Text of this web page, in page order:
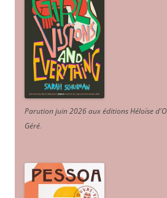
Parution juin 2026 aux éditions Héloïse
Géré.